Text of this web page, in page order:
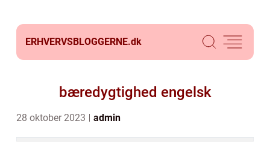
ERHVERVSBLOGGERNE.dk
bæredygtighed engelsk
28 oktober 2023 admin